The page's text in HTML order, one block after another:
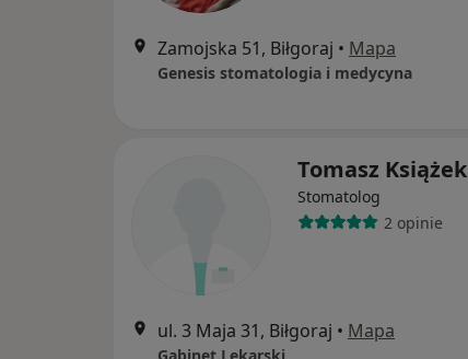
Zamojska 51, Biłgoraj • Mapa
Genesis stomatologia i medycyna
Tomasz Książek
Stomatolog
2 opinie
ul. 3 Maja 31, Biłgoraj • Mapa